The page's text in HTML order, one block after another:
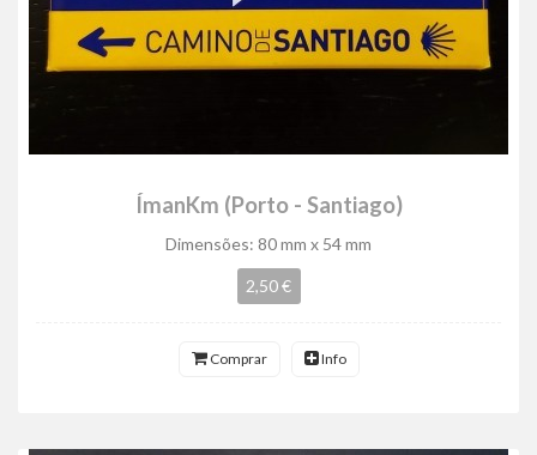
ÍmanKm (Porto - Santiago)
Dimensões: 80 mm x 54 mm
2,50 €
Comprar Info